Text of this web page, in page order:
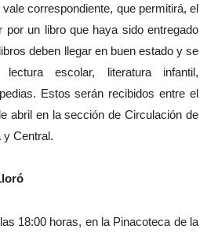
correspondiente, que permitirá, el
por un libro que haya sido entregado
deben llegar en buen estado y se
escolar, literatura infantil,
Estos serán recibidos entre el
abril en la sección de Circulación de
y Central.
18:00 horas, en la Pinacoteca de la